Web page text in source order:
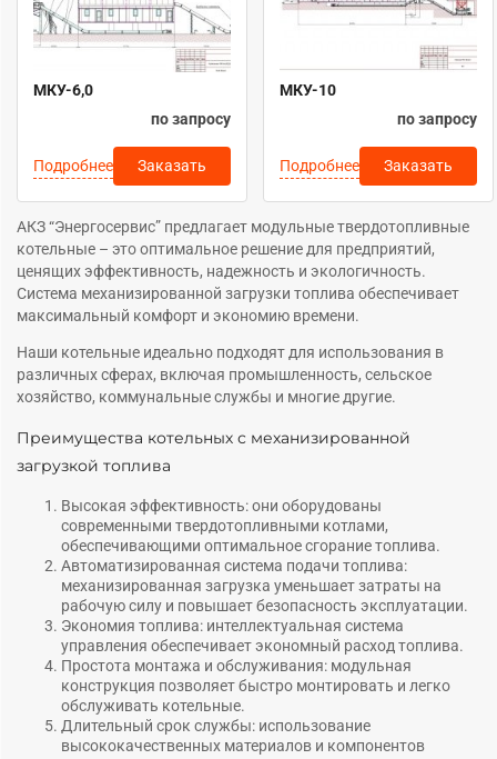
МКУ-6,0
по запросу
Подробнее Заказать
МКУ-10
по запросу
Подробнее Заказать
АКЗ “Энергосервис” предлагает модульные твердотопливные
котельные – это оптимальное решение для предприятий,
ценящих эффективность, надежность и экологичность.
Система механизированной загрузки топлива обеспечивает
максимальный комфорт и экономию времени.
Наши котельные идеально подходят для использования в
различных сферах, включая промышленность, сельское
хозяйство, коммунальные службы и многие другие.
Преимущества котельных с механизированной
загрузкой топлива
Высокая эффективность: они оборудованы
современными твердотопливными котлами,
обеспечивающими оптимальное сгорание топлива.
Автоматизированная система подачи топлива:
механизированная загрузка уменьшает затраты на
рабочую силу и повышает безопасность эксплуатации.
Экономия топлива: интеллектуальная система
управления обеспечивает экономный расход топлива.
Простота монтажа и обслуживания: модульная
конструкция позволяет быстро монтировать и легко
обслуживать котельные.
Длительный срок службы: использование
высококачественных материалов и компонентов